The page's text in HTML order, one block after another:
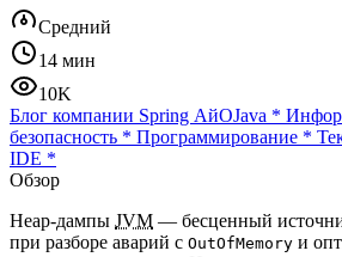
Средний
14 мин
10K
Блог компании Spring АйОJava *
безопасность * Программирование *
IDE *
Обзор
Heap‑дампы JVM — бесценный
при разборе аварий с OutOfMemory и